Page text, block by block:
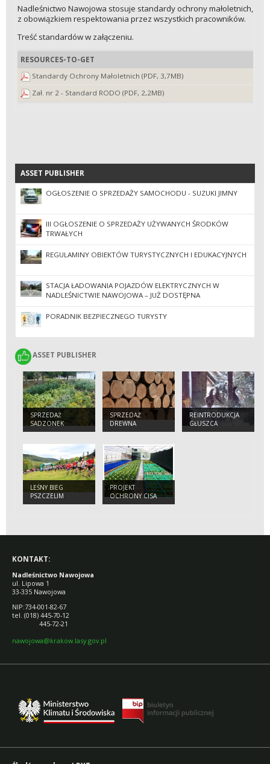
Nadleśnictwo Nawojowa stosuje standardy ochrony małoletnich,
z obowiązkiem respektowania przez wszystkich pracowników.
Treść standardów w załączeniu.
RESOURCES-TO-GET
Standardy Ochrony Małoletnich (PDF, 3,7MB)
Zał. nr 2 - Standard RODO (PDF, 2,2MB)
ASSET PUBLISHER
ASSET PUBLISHER
OGŁOSZENIE O SPRZEDAŻY SAMOCHODU - SUZUKI JIMNY
III OGŁOSZENIE O SPRZEDAŻY UŻYWANYCH ŚRODKÓW
TRWAŁYCH
REGULAMINY OBIEKTÓW TURYSTYCZNYCH I EDUKACYJNYCH
STACJA ŁADOWANIA POJAZDÓW ELEKTRYCZNYCH W
NADLEŚNICTWIE NAWOJOWA – JUŻ DOSTĘPNA
PORADNIK BEZPIECZNEGO TURYSTY
ASSET PUBLISHER
ASSET PUBLISHER
SPRZEDAŻ
SADZONEK
SPRZEDAŻ
DREWNA
REINTRODUKCJA
GŁUSZCA
LEŚNY BIEG
PSZCZELIM
SZLAKIEM
PROJEKT
OCHRONY CISA
KONTAKT:
Nadleśnictwo Nawojowa
ul. Lipowa 1
33-335 Nawojowa
NIP:734-001-82-67
tel. (018) 445-70-12
445-72-21
nawojowa@krakow.lasy.gov.pl